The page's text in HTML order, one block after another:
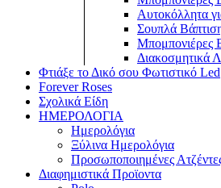
Αυτοκόλλητα
Σουπλά
Μπομπονιέρες
Διακοσμητικά
Φτιάξε το Δικό σου Φωτιστικό Led
Forever Roses
Σχολικά Είδη
ΗΜΕΡΟΛΟΓΙΑ
Ημερολόγια
Ξύλινα Ημερολόγια
Προσωποποιημένες
Διαφημιστικά Προϊοντα